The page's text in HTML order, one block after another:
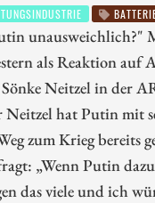
unausweichlich?"
als Reaktion auf
Neitzel in der
Neitzel hat Putin mit
zum Krieg bereits
„Wenn Putin dazu
das viele und ich